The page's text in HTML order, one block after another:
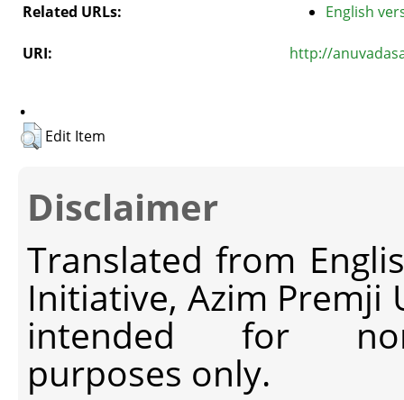
Related URLs: English
URI: http://
.
Edit Item
Disclaimer
Translated from
Initiative, Azim Premji
intended for non-
purposes only.